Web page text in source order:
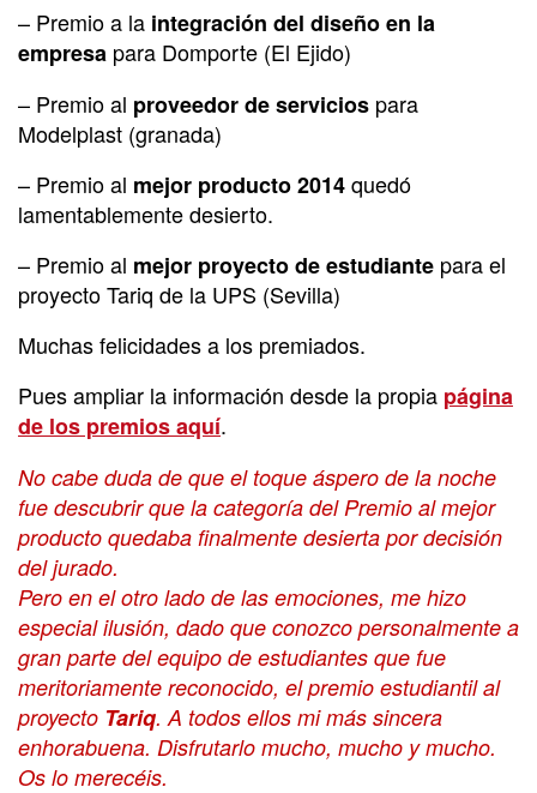
– Premio a la integración del diseño en la
empresa para Domporte (El Ejido)
– Premio al proveedor de servicios para
Modelplast (granada)
– Premio al mejor producto 2014quedó
lamentablemente desierto.
– Premio al mejor proyecto de estudiante para el
proyecto Tariq de la UPS (Sevilla)
Muchas felicidades a los premiados.
Pues ampliar la información desde la propia página
de los premios aquí.
No cabe duda de que el toque áspero de la noche
fue descubrir que la categoría del Premio al mejor
producto quedaba finalmente desierta por decisión
del jurado.
Pero en el otro lado de las emociones, me hizo
especial ilusión, dado que conozco personalmente a
gran parte del equipo de estudiantes que fue
meritoriamente reconocido, el premio estudiantil al
proyecto Tariq. A todos ellos mi más sincera
enhorabuena. Disfrutarlo mucho, mucho y mucho.
Os lo merecéis.